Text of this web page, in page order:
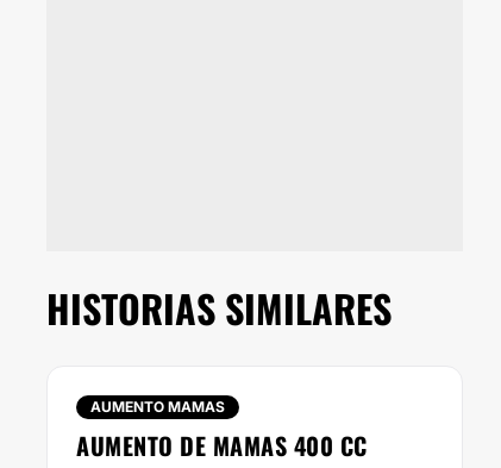
HISTORIAS SIMILARES
AUMENTO MAMAS
AUMENTO DE MAMAS 400 CC